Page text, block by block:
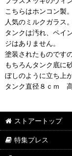
こちらはホンコン製。
人気のミルクガラス
タンクは汚れ、ペイ
ジはありません。
塗装されたものです
もちろんタンク底に
ぼしのように立ち上
タンク直径８ｃｍ
ストアートップ
特集プレス